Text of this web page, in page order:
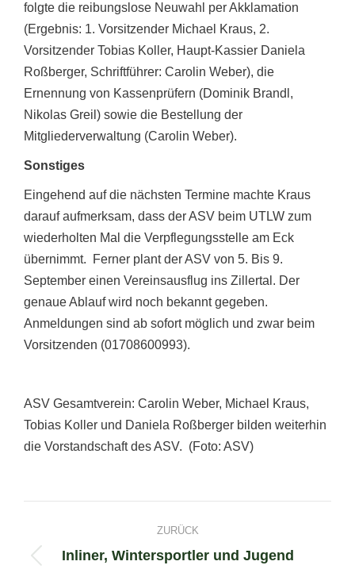
folgte die reibungslose Neuwahl per Akklamation
(Ergebnis: 1. Vorsitzender Michael Kraus, 2.
Vorsitzender Tobias Koller, Haupt-Kassier Daniela
Roßberger, Schriftführer: Carolin Weber), die
Ernennung von Kassenprüfern (Dominik Brandl,
Nikolas Greil) sowie die Bestellung der
Mitgliederverwaltung (Carolin Weber).
Sonstiges
Eingehend auf die nächsten Termine machte Kraus
darauf aufmerksam, dass der ASV beim UTLW zum
wiederholten Mal die Verpflegungsstelle am Eck
übernimmt. Ferner plant der ASV von 5. Bis 9.
September einen Vereinsausflug ins Zillertal. Der
genaue Ablauf wird noch bekannt gegeben.
Anmeldungen sind ab sofort möglich und zwar beim
Vorsitzenden (01708600993).
ASV Gesamtverein: Carolin Weber, Michael Kraus,
Tobias Koller und Daniela Roßberger bilden weiterhin
die Vorstandschaft des ASV. (Foto: ASV)
navigation
ZURÜCK
Inliner, Wintersportler und Jugend